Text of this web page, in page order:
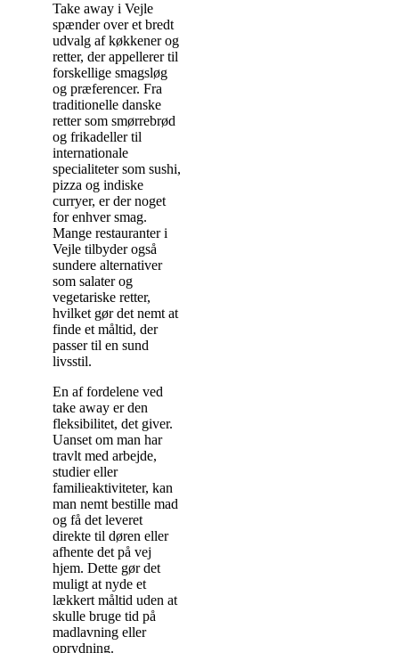
Take away i Vejle
spænder over et bredt
udvalg af køkkener og
retter, der appellerer til
forskellige smagsløg
og præferencer. Fra
traditionelle danske
retter som smørrebrød
og frikadeller til
internationale
specialiteter som sushi,
pizza og indiske
curryer, er der noget
for enhver smag.
Mange restauranter i
Vejle tilbyder også
sundere alternativer
som salater og
vegetariske retter,
hvilket gør det nemt at
finde et måltid, der
passer til en sund
livsstil.
En af fordelene ved
take away er den
fleksibilitet, det giver.
Uanset om man har
travlt med arbejde,
studier eller
familieaktiviteter, kan
man nemt bestille mad
og få det leveret
direkte til døren eller
afhente det på vej
hjem. Dette gør det
muligt at nyde et
lækkert måltid uden at
skulle bruge tid på
madlavning eller
oprydning.